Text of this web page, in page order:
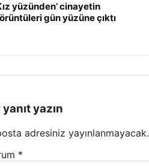
yüzünden’ cinayetin
gün yüzüne çıktı
yanıt yazın
adresiniz yayınlanmayacak.
*